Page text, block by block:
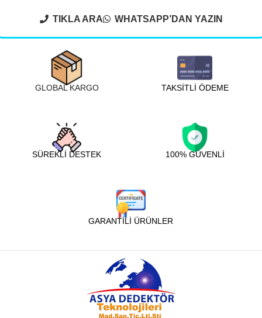
TIKLA ARA WHATSAPP’DAN YAZIN
GLOBAL KARGO TAKSİTLİ ÖDEME
SÜREKLİ DESTEK 100% GÜVENLİ
GARANTİLİ ÜRÜNLER